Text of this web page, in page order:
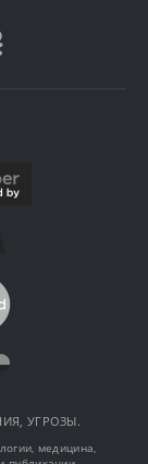
УГРОЗЫ.
медицина,